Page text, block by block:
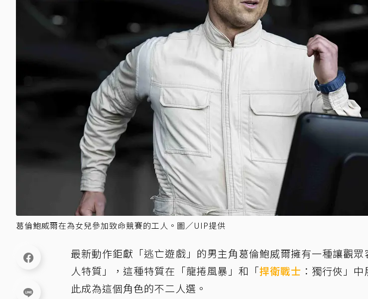
葛倫鮑威爾在為女兒參加致命競賽的工人。圖／UIP提供
最新動作鉅獻「逃亡遊戲」的男主角葛倫鮑威爾擁有一種讓觀
人特質」，這種特質在「龍捲風暴」和「捍衛戰士 ：獨行俠」
此成為這個角色的不二人選。